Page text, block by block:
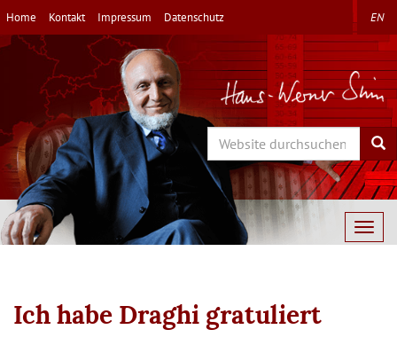
Direkt
zum
Inhalt
Home Kontakt Impressum Datenschutz EN
Search
Ich habe Draghi gratuliert